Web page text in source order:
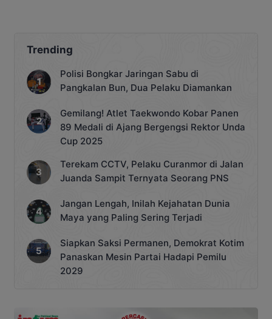
Trending
Polisi Bongkar Jaringan Sabu di
Pangkalan Bun, Dua Pelaku Diamankan
Gemilang! Atlet Taekwondo Kobar Panen
89 Medali di Ajang Bergengsi Rektor Unda
Cup 2025
Terekam CCTV, Pelaku Curanmor di Jalan
Juanda Sampit Ternyata Seorang PNS
Jangan Lengah, Inilah Kejahatan Dunia
Maya yang Paling Sering Terjadi
Siapkan Saksi Permanen, Demokrat Kotim
Panaskan Mesin Partai Hadapi Pemilu
2029